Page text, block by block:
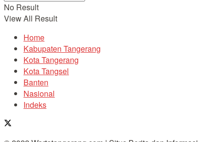
No Result
View All Result
Home
Kabupaten Tangerang
Kota Tangerang
Kota Tangsel
Banten
Nasional
Indeks